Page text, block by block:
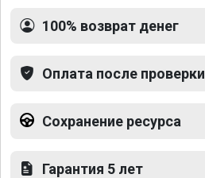
100% возврат денег
Оплата после проверки
Сохранение ресурса
Гарантия 5 лет